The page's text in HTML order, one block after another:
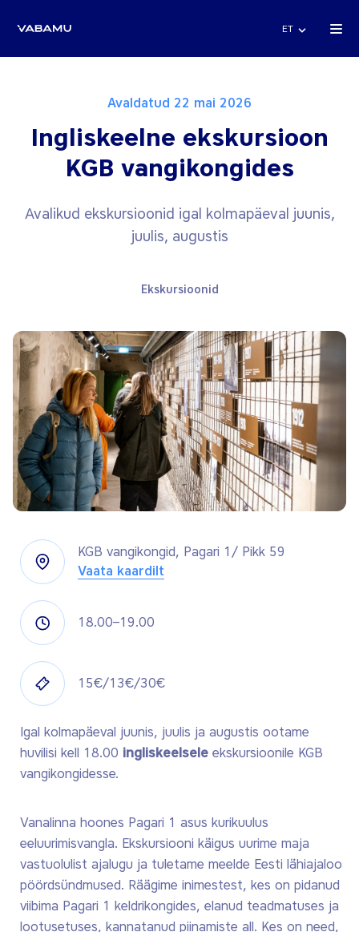
ET
Avaldatud 22 mai 2026
Ingliskeelne ekskursioon
KGB vangikongides
Avalikud ekskursioonid igal kolmapäeval juunis,
juulis, augustis
Ekskursioonid
KGB vangikongid, Pagari 1/ Pikk 59
Vaata kaardilt
18.00–19.00
15€/13€/30€
Igal kolmapäeval juunis, juulis ja augustis ootame
huvilisi kell 18.00 ingliskeelsele ekskursioonile KGB
vangikongidesse.
Vanalinna hoones Pagari 1 asus kurikuulus
eeluurimisvangla. Ekskursiooni käigus uurime maja
vastuolulist ajalugu ja tuletame meelde Eesti lähiajaloo
pöördsündmused. Räägime inimestest, kes on pidanud
viibima Pagari 1 keldrikongides, elanud teadmatuses ja
lootusetuses, kannatanud piinamiste all. Kes on need,